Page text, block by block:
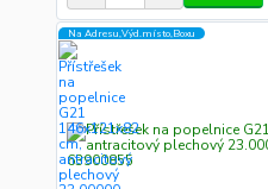
Na Adresu,Výd.místo,Boxu